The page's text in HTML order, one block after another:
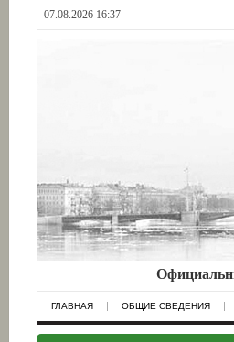
07.08.2026 16:37
ГЛАВНАЯ ОБЩИЕ СВЕДЕНИЯ